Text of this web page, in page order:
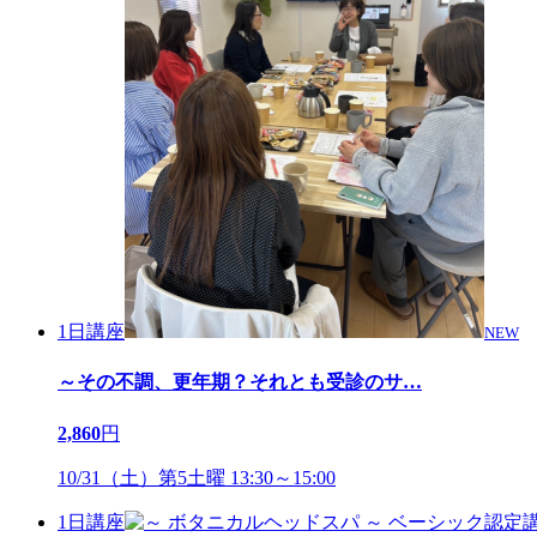
1日講座 NEW
～その不調、更年期？それとも受診のサ…
2,860円
10/31（土）第5土曜 13:30～15:00
1日講座